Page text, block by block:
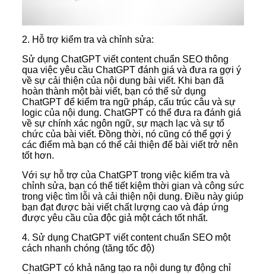
2. Hỗ trợ kiểm tra và chỉnh sửa:
Sử dụng ChatGPT viết content chuẩn SEO thông
qua việc yêu cầu ChatGPT đánh giá và đưa ra gợi ý
về sự cải thiện của nội dung bài viết. Khi bạn đã
hoàn thành một bài viết, bạn có thể sử dụng
ChatGPT để kiểm tra ngữ pháp, cấu trúc câu và sự
logic của nội dung. ChatGPT có thể đưa ra đánh giá
về sự chính xác ngôn ngữ, sự mạch lạc và sự tổ
chức của bài viết. Đồng thời, nó cũng có thể gợi ý
các điểm mà bạn có thể cải thiện để bài viết trở nên
tốt hơn.
Với sự hỗ trợ của ChatGPT trong việc kiểm tra và
chỉnh sửa, bạn có thể tiết kiệm thời gian và công sức
trong việc tìm lỗi và cải thiện nội dung. Điều này giúp
bạn đạt được bài viết chất lượng cao và đáp ứng
được yêu cầu của độc giả một cách tốt nhất.
4. Sử dụng ChatGPT viết content chuẩn SEO một
cách nhanh chóng (tăng tốc độ)
ChatGPT có khả năng tạo ra nội dung tự động chỉ